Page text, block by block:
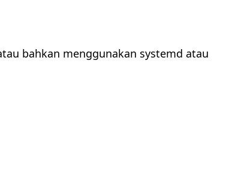
bahkan menggunakan systemd atau